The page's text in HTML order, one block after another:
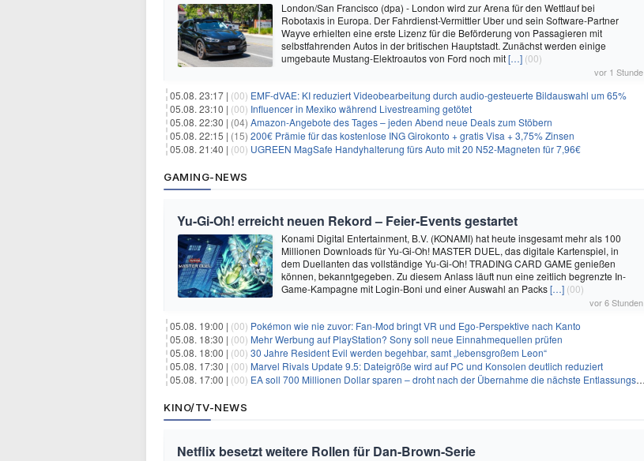
London/San Francisco (dpa) - London wird zur Arena für den Wettlauf bei
Robotaxis in Europa. Der Fahrdienst-Vermittler Uber und sein Software-Partner
Wayve erhielten eine erste Lizenz für die Beförderung von Passagieren mit
selbstfahrenden Autos in der britischen Hauptstadt. Zunächst werden einige
umgebaute Mustang-Elektroautos von Ford noch mit[…] (00)
vor 1 Stunde
05.08. 23:17 | (00) EMF-dVAE: KI reduziert Videobearbeitung durch audio-gesteuerte Bildauswahl um 65%
05.08. 23:10 | (00) Influencer in Mexiko während Livestreaming getötet
05.08. 22:30 | (04) Amazon-Angebote des Tages – jeden Abend neue Deals zum Stöbern
05.08. 22:15 | (15) 200€ Prämie für das kostenlose ING Girokonto + gratis Visa + 3,75% Zinsen
05.08. 21:40 | (00) UGREEN MagSafe Handyhalterung fürs Auto mit 20 N52-Magneten für 7,96€
GAMING-NEWS
Yu‑Gi‑Oh! erreicht neuen Rekord – Feier‑Events gestartet
Konami Digital Entertainment, B.V. (KONAMI) hat heute insgesamt mehr als 100
Millionen Downloads für Yu-Gi-Oh! MASTER DUEL, das digitale Kartenspiel, in
dem Duellanten das vollständige Yu-Gi-Oh! TRADING CARD GAME genießen
können, bekanntgegeben. Zu diesem Anlass läuft nun eine zeitlich begrenzte In-
Game-Kampagne mit Login-Boni und einer Auswahl an Packs[…] (00)
vor 6 Stunden
05.08. 19:00 | (00) Pokémon wie nie zuvor: Fan-Mod bringt VR und Ego-Perspektive nach Kanto
05.08. 18:30 | (00) Mehr Werbung auf PlayStation? Sony soll neue Einnahmequellen prüfen
05.08. 18:00 | (00) 30 Jahre Resident Evil werden begehbar, samt „lebensgroßem Leon“
05.08. 17:30 | (00) Marvel Rivals Update 9.5: Dateigröße wird auf PC und Konsolen deutlich reduziert
05.08. 17:00 | (00) EA soll 700 Millionen Dollar sparen – droht nach der Übernahme die nächste Entlassungswelle?
KINO/TV-NEWS
Netflix besetzt weitere Rollen für Dan-Brown-Serie